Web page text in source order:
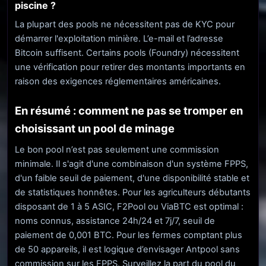
piscine ?
La plupart des pools ne nécessitent pas de KYC pour
démarrer l'exploitation minière. L’e-mail et l’adresse
Bitcoin suffisent. Certains pools (Foundry) nécessitent
une vérification pour retirer des montants importants en
raison des exigences réglementaires américaines.
En résumé : comment ne pas se tromper en
choisissant un pool de minage
Le bon pool n’est pas seulement une commission
minimale. Il s'agit d'une combinaison d'un système FPPS,
d'un faible seuil de paiement, d'une disponibilité stable et
de statistiques honnêtes. Pour les agriculteurs débutants
disposant de 1 à 5 ASIC, F2Pool ou ViaBTC est optimal :
noms connus, assistance 24h/24 et 7j/7, seuil de
paiement de 0,001 BTC. Pour les fermes comptant plus
de 50 appareils, il est logique d’envisager Antpool sans
commission sur les FPPS. Surveillez la part du pool du